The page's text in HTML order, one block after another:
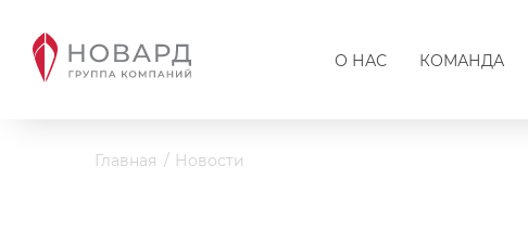
О НАС КОМАНДА
Главная Новости